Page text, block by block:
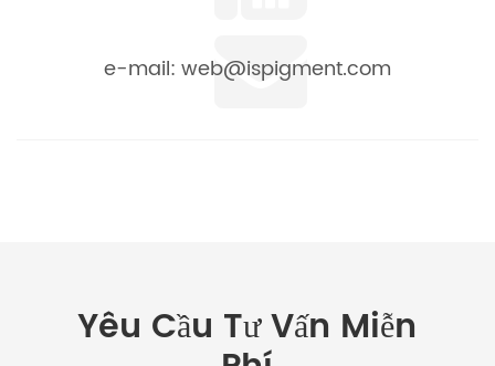
e-mail: web@ispigment.com
Yêu Cầu Tư Vấn Miễn